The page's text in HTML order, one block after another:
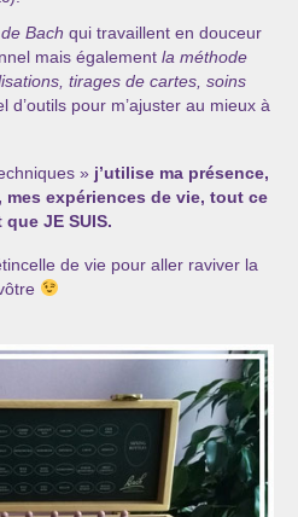
Bach qui travaillent en douceur
mais également la méthode
tirages de cartes, soins
d’outils pour m’ajuster au mieux à
» j’utilise ma présence,
mes expériences de vie, tout ce
JE SUIS.
de vie pour aller raviver la